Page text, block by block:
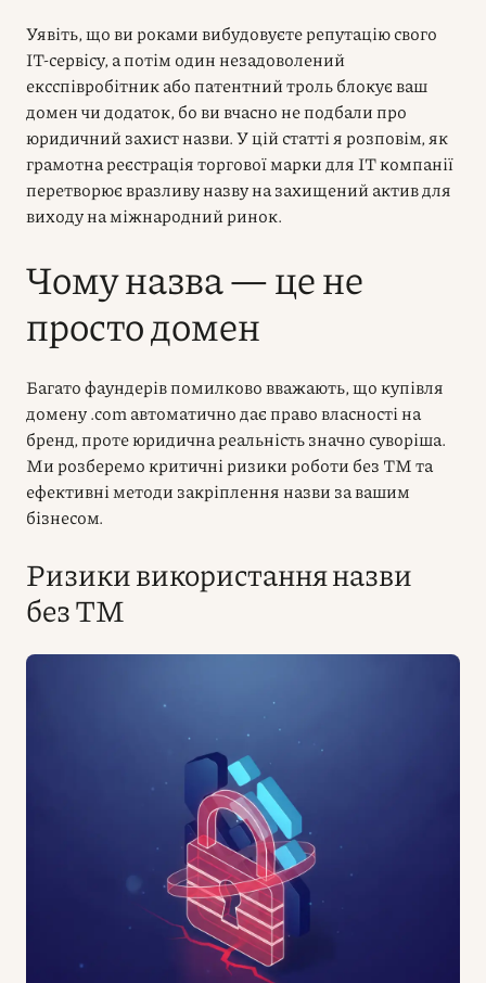
Уявіть, що ви роками вибудовуєте репутацію свого
IT-сервісу, а потім один незадоволений
ексспівробітник або патентний троль блокує ваш
домен чи додаток, бо ви вчасно не подбали про
юридичний захист назви. У цій статті я розповім, як
грамотна реєстрація торгової марки для IT компанії
перетворює вразливу назву на захищений актив для
виходу на міжнародний ринок.
Чому назва — це не
просто домен
Багато фаундерів помилково вважають, що купівля
домену .com автоматично дає право власності на
бренд, проте юридична реальність значно суворіша.
Ми розберемо критичні ризики роботи без ТМ та
ефективні методи закріплення назви за вашим
бізнесом.
Ризики використання назви
без ТМ